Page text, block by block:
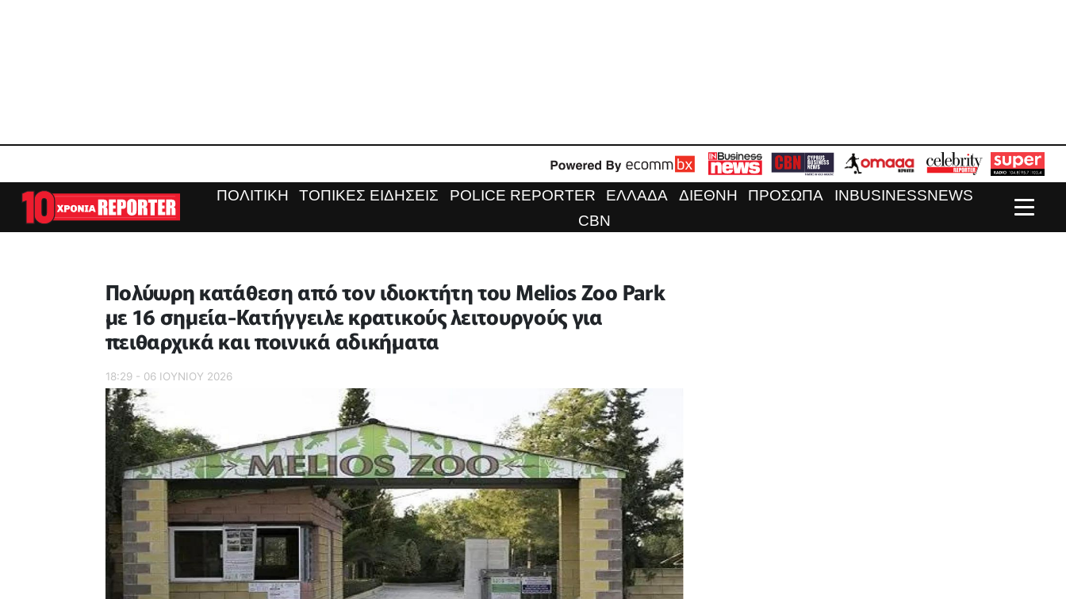
ΠΟΛΙΤΙΚΗ ΤΟΠΙΚΕΣ ΕΙΔΗΣΕΙΣ POLICE REPORTER ΕΛΛΑΔΑ ΔΙΕΘΝΗ ΠΡΟΣΩΠΑ
INBUSINESSNEWS
CBN
Πολύωρη κατάθεση από τον ιδιοκτήτη του Melios Zoo Park
με 16 σημεία-Κατήγγειλε κρατικούς λειτουργούς για
πειθαρχικά και ποινικά αδικήματα
18:29 - 06 ΙΟΥΝΙΟΥ 2026